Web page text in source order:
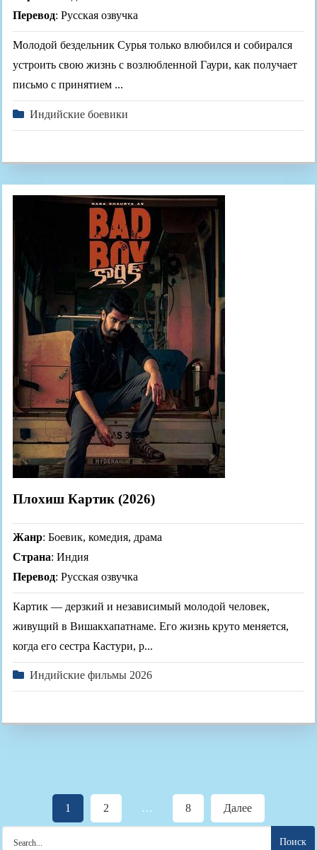
Перевод: Русская озвучка
Молодой бездельник Сурья только влюбился и собирался
устроить свою жизнь с возлюбленной Гаури, как получает
письмо с принятием ...
Индийские боевики
Плохиш Картик (2026)
Жанр: Боевик, комедия, драма
Страна: Индия
Перевод: Русская озвучка
Картик — дерзкий и независимый молодой человек,
живущий в Вишакхапатнаме. Его жизнь круто меняется,
когда его сестра Кастури, р...
Индийские фильмы 2026
Пагинация
записей
1 2 … 8 Далее